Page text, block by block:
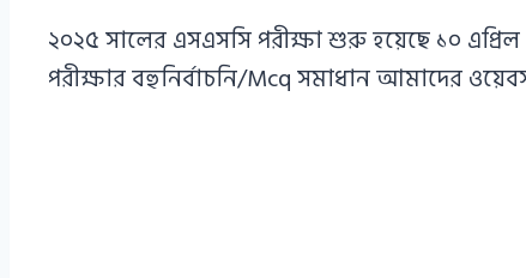
২০২৫ সালের এসএসসি পরীক্ষা শুরু হয়েছে ১০
পরীক্ষার বহুনির্বাচনি/Mcq সমাধান আমাদের